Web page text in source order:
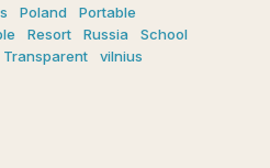
Poland
Portable
Resort Russia
School
Transparent
vilnius